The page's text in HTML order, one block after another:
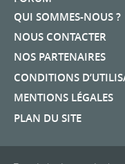
QUI SOMMES-NOUS ?
NOUS CONTACTER
NOS PARTENAIRES
CONDITIONS
MENTIONS LÉGALES
PLAN DU SITE